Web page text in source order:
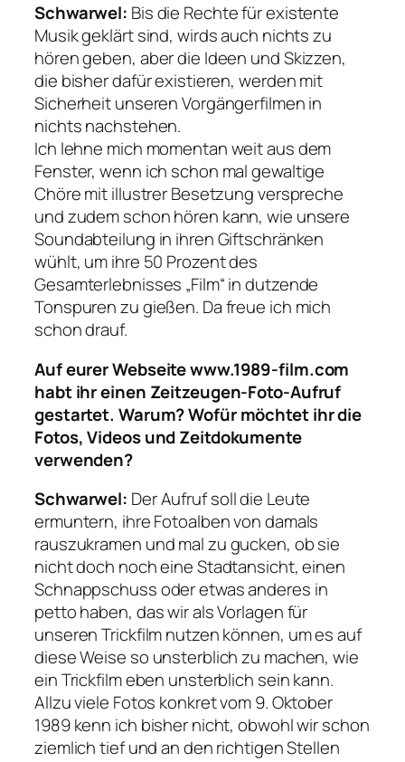
Schwarwel: Bis die Rechte für existente
Musik geklärt sind, wirds auch nichts zu
hören geben, aber die Ideen und Skizzen,
die bisher dafür existieren, werden mit
Sicherheit unseren Vorgängerfilmen in
nichts nachstehen.
Ich lehne mich momentan weit aus dem
Fenster, wenn ich schon mal gewaltige
Chöre mit illustrer Besetzung verspreche
und zudem schon hören kann, wie unsere
Soundabteilung in ihren Giftschränken
wühlt, um ihre 50 Prozent des
Gesamterlebnisses „Film“ in dutzende
Tonspuren zu gießen. Da freue ich mich
schon drauf.
Auf eurer Webseite www.1989-film.com
habt ihr einen Zeitzeugen-Foto-Aufruf
gestartet. Warum? Wofür möchtet ihr die
Fotos, Videos und Zeitdokumente
verwenden?
Schwarwel: Der Aufruf soll die Leute
ermuntern, ihre Fotoalben von damals
rauszukramen und mal zu gucken, ob sie
nicht doch noch eine Stadtansicht, einen
Schnappschuss oder etwas anderes in
petto haben, das wir als Vorlagen für
unseren Trickfilm nutzen können, um es auf
diese Weise so unsterblich zu machen, wie
ein Trickfilm eben unsterblich sein kann.
Allzu viele Fotos konkret vom 9. Oktober
1989 kenn ich bisher nicht, obwohl wir schon
ziemlich tief und an den richtigen Stellen